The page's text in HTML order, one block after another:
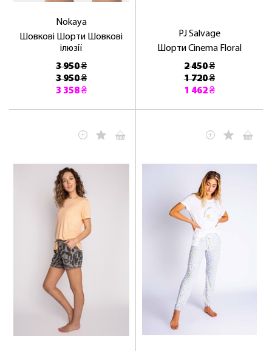
Nokaya
Шовкові Шорти Шовкові
ілюзії
3 950 ₴
3 950 ₴
3 358 ₴
PJ Salvage
Шорти Cinema Floral
2 450 ₴
1 720 ₴
1 462 ₴